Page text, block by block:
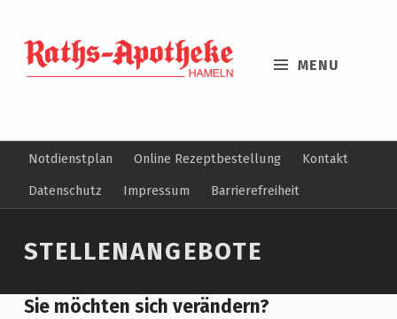
MENU
Notdienstplan Online Rezeptbestellung
Kontakt
Datenschutz
Impressum Barrierefreiheit
STELLENANGEBOTE
Sie möchten sich verändern?